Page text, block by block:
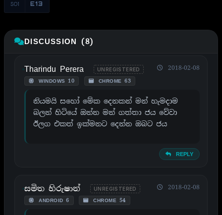
S01 E13
DISCUSSION (8)
Tharindu Perera UNREGISTERED
WINDOWS 10 CHROME 63
2018-02-08
නියමයි සහෝ මේක දෙනකන් මන් හැමදාම
බලන් හිටියේ ඔන්න මන් ගත්තා ජය වේවා
ඊලග එකත් ඉක්මනට දෙන්න ඔබට ජය
REPLY
සමිත හිරුෂාන් UNREGISTERED
ANDROID 6 CHROME 54
2018-02-08